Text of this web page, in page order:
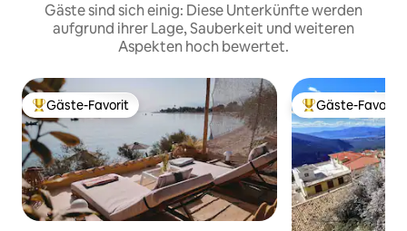
Gäste sind sich einig: Diese Unterkünfte werden
aufgrund ihrer Lage, Sauberkeit und weiteren
Aspekten hoch bewertet.
Beliebter Gäste-Favorit.
Gäste-Favorit Beliebter Gäste-
Gäste-Favorit